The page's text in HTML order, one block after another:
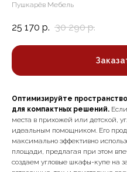
Пушкарёв Мебель
25 170 р. 30 290 р.
Оптимизируйте
для компактных решений.
места в прихожей или детской,
идеальным помощником. Его
максимально эффективно
площади, предлагая при этом
создаем угловые шкафы-купе на